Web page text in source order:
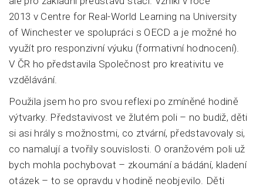
2013 v Centre for Real-World Learning na University
of Winchester ve spolupráci s OECD a je možné ho
využít pro responzivní výuku (formativní hodnocení).
V ČR ho představila Společnost pro kreativitu ve
vzdělávání.
Použila jsem ho pro svou reflexi po zmíněné hodině
výtvarky. Představivost ve žlutém poli – no budiž, děti
si asi hrály s možnostmi, co ztvární, představovaly si,
co namalují a tvořily souvislosti. O oranžovém poli už
bych mohla pochybovat – zkoumání a bádání, kladení
otázek – to se opravdu v hodině neobjevilo. Děti